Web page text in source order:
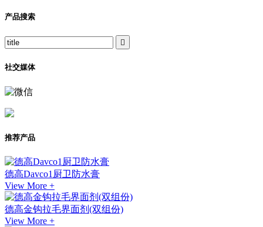
产品搜索

社交媒体
推荐产品
德高Davco1厨卫防水膏
View More +
德高金钩拉毛界面剂(双组份)
View More +